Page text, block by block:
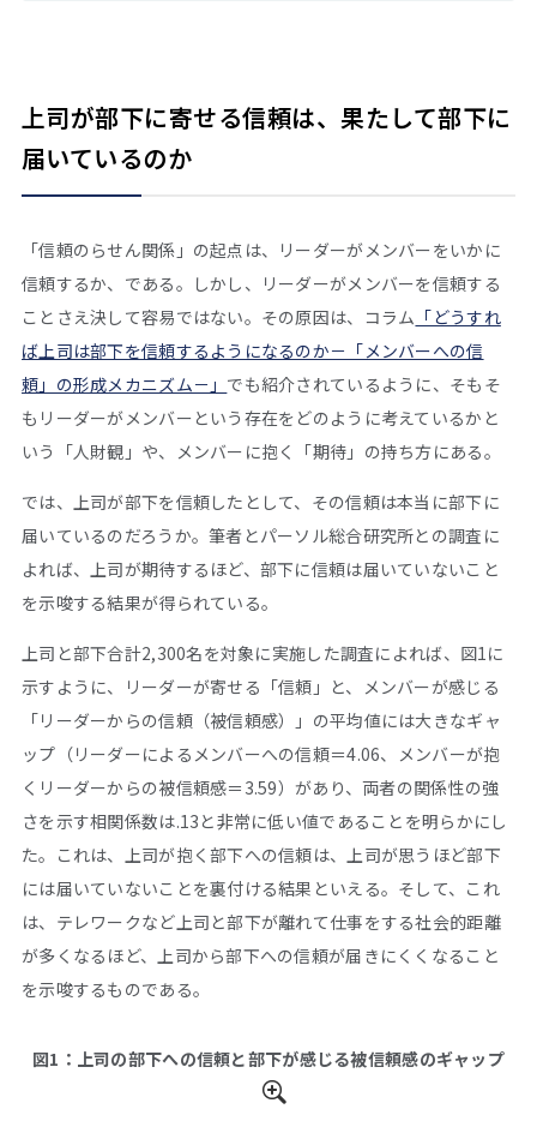
上司が部下に寄せる信頼は、果たして部下に
届いているのか
「信頼のらせん関係」の起点は、リーダーがメンバーをいかに
信頼するか、である。しかし、リーダーがメンバーを信頼する
ことさえ決して容易ではない。その原因は、コラム 「どうすれ
ば上司は部下を信頼するようになるのか－「メンバーへの信
頼」の形成メカニズム－」 でも紹介されているように、そもそ
もリーダーがメンバーという存在をどのように考えているかと
いう「人財観」や、メンバーに抱く「期待」の持ち方にある。
では、上司が部下を信頼したとして、その信頼は本当に部下に
届いているのだろうか。筆者とパーソル総合研究所との調査に
よれば、上司が期待するほど、部下に信頼は届いていないこと
を示唆する結果が得られている。
上司と部下合計2,300名を対象に実施した調査によれば、図1に
示すように、リーダーが寄せる「信頼」と、メンバーが感じる
「リーダーからの信頼（被信頼感）」の平均値には大きなギャ
ップ（リーダーによるメンバーへの信頼＝4.06、メンバーが抱
くリーダーからの被信頼感＝3.59）があり、両者の関係性の強
さを示す相関係数は.13と非常に低い値であることを明らかにし
た。これは、上司が抱く部下への信頼は、上司が思うほど部下
には届いていないことを裏付ける結果といえる。そして、これ
は、テレワークなど上司と部下が離れて仕事をする社会的距離
が多くなるほど、上司から部下への信頼が届きにくくなること
を示唆するものである。
図1：上司の部下への信頼と部下が感じる被信頼感のギャップ